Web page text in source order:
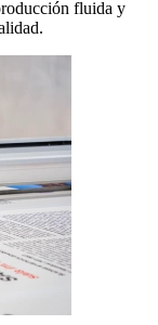
fluida y